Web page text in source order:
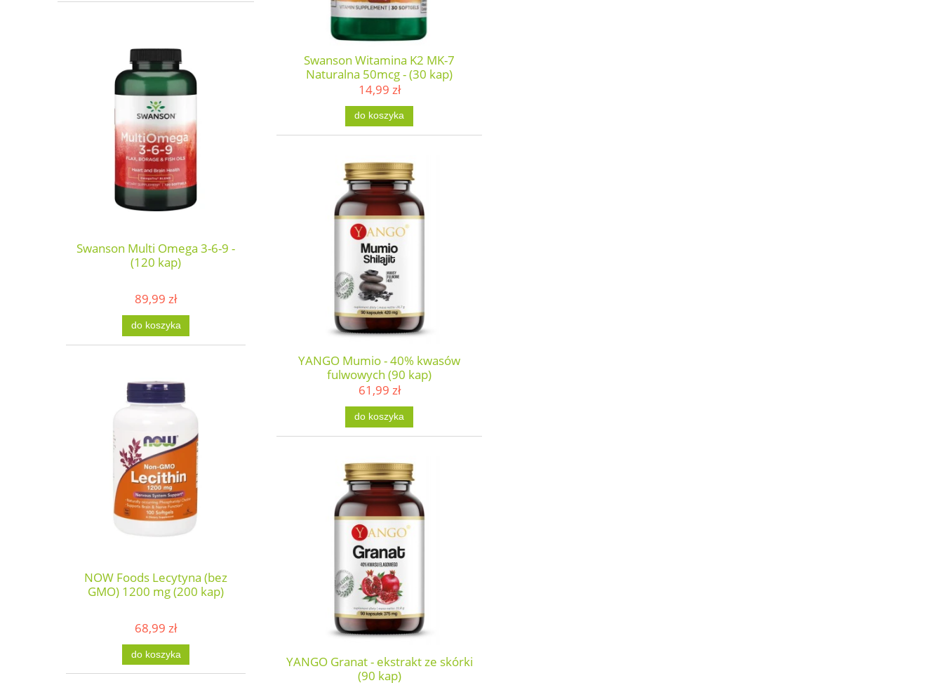
Swanson Multi Omega 3-6-9 -
(120 kap)
89,99 zł
do koszyka
NOW Foods Lecytyna (bez
GMO) 1200 mg (200 kap)
68,99 zł
do koszyka
Swanson Witamina K2 MK-7
Naturalna 50mcg - (30 kap)
14,99 zł
do koszyka
YANGO Mumio - 40% kwasów
fulwowych (90 kap)
61,99 zł
do koszyka
YANGO Granat - ekstrakt ze skórki
(90 kap)